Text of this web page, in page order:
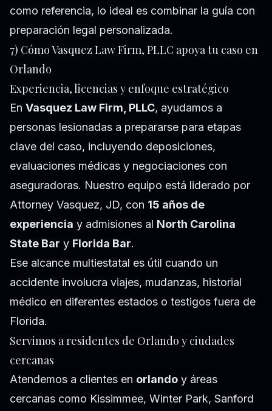
como referencia, lo ideal es combinar la guía con
preparación legal personalizada.
7) Cómo Vasquez Law Firm, PLLC apoya tu caso en
Orlando
Experiencia, licencias y enfoque estratégico
En Vasquez Law Firm, PLLC, ayudamos a
personas lesionadas a prepararse para etapas
clave del caso, incluyendo deposiciones,
evaluaciones médicas y negociaciones con
aseguradoras. Nuestro equipo está liderado por
Attorney Vasquez, JD, con 15 años de
experiencia y admisiones al North Carolina
State Bar y Florida Bar.
Ese alcance multiestatal es útil cuando un
accidente involucra viajes, mudanzas, historial
médico en diferentes estados o testigos fuera de
Florida.
Servimos a residentes de Orlando y ciudades
cercanas
Atendemos a clientes en orlando y áreas
cercanas como Kissimmee, Winter Park, Sanford